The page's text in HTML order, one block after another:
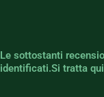
Le sottostanti
identificati.Si tratta